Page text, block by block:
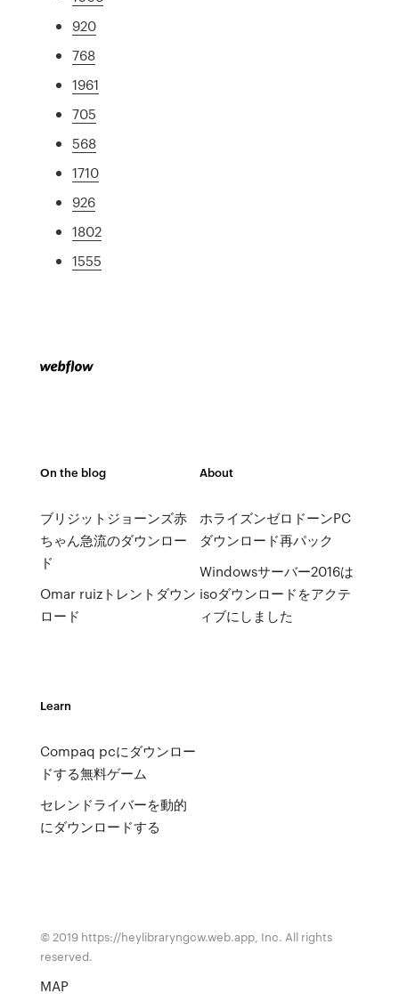
920
768
1961
705
568
1710
926
1802
1555
On the blog
ブリジットジョーンズ赤
ちゃん急流のダウンロー
ド
Omar ruizトレントダウン
ロード
About
ホライズンゼロドーンPC
ダウンロード再パック
Windowsサーバー2016は
isoダウンロードをアクテ
ィブにしました
Learn
Compaq pcにダウンロー
ドする無料ゲーム
セレンドライバーを動的
にダウンロードする
© 2019 https://heylibraryngcw.web.app, Inc. All rights
reserved.
MAP